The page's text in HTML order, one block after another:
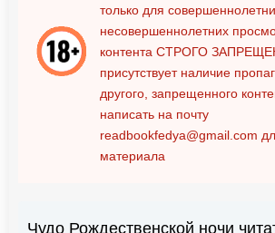
только для
несовершеннолетних
контента СТРОГО
присутствует наличие
другого, запрещенного
написать на почту
readbookfedya@gmail.com
материала
Чудо Рождественской ночи